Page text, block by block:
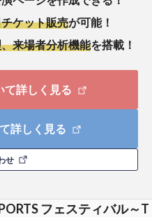
ケット販売が可能！
来場者分析機能を搭載！
て詳しく見る
詳しく見る
せ
フェスティバル～T